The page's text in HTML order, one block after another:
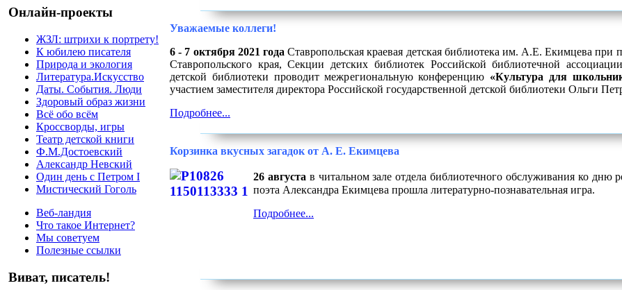
Онлайн-проекты
ЖЗЛ: штрихи к портрету!
К юбилею писателя
Природа и экология
Литература.Искусство
Даты. События. Люди
Здоровый образ жизни
Всё обо всём
Кроссворды, игры
Театр детской книги
Ф.М.Достоевский
Александр Невский
Один день с Петром I
Мистический Гоголь
Веб-ландия
Что такое Интернет?
Мы советуем
Полезные ссылки
Виват, писатель!
Уважаемые коллеги!
6 - 7 октября 2021 года Ставропольская краевая детская библиотека им. А.Е. Екимцева при
Ставропольского края, Секции детских библиотек Российской библиотечной
детской библиотеки проводит межрегиональную конференцию «Культура для
участием заместителя директора Российской государственной детской библиотеки Ольги
Подробнее...
Корзинка вкусных загадок от А. Е. Екимцева
26 августа в читальном зале отдела библиотечного обслуживания ко дню
поэта Александра Екимцева прошла литературно-познавательная игра.
Подробнее...